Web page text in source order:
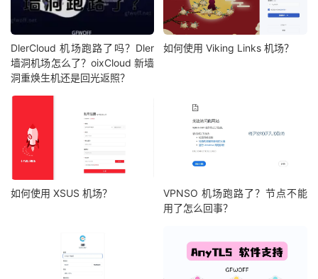
DlerCloud 机场跑路了吗？Dler
墙洞机场怎么了？oixCloud 新墙
洞重焕生机还是回光返照？
如何使用 Viking Links 机场？
如何使用 XSUS 机场？
VPNSO 机场跑路了？节点不能
用了怎么回事？